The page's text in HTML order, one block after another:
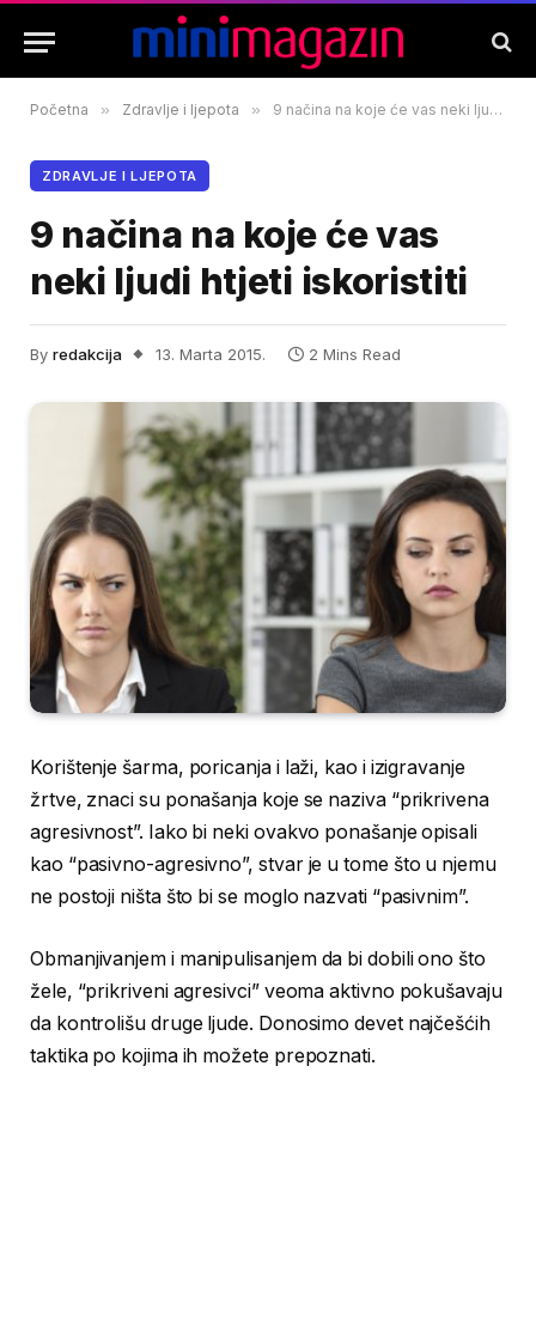
Početna » Zdravlje i ljepota » 9 načina na koje će vas neki ljudi htjeti iskoristiti
ZDRAVLJE I LJEPOTA
9 načina na koje će vas
neki ljudi htjeti iskoristiti
By redakcija 13. Marta 2015. 2 Mins Read
Korištenje šarma, poricanja i laži, kao i izigravanje
žrtve, znaci su ponašanja koje se naziva “prikrivena
agresivnost”. Iako bi neki ovakvo ponašanje opisali
kao “pasivno-agresivno”, stvar je u tome što u njemu
ne postoji ništa što bi se moglo nazvati “pasivnim”.
Obmanjivanjem i manipulisanjem da bi dobili ono što
žele, “prikriveni agresivci” veoma aktivno pokušavaju
da kontrolišu druge ljude. Donosimo devet najčešćih
taktika po kojima ih možete prepoznati.